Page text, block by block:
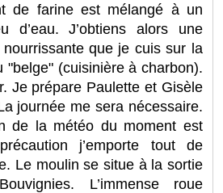
de farine est mélangé à un
J’obtiens alors une
que je cuis sur la
"belge" (cuisinière à charbon).
Je prépare Paulette et Gisèle
journée me sera nécessaire.
de la météo du moment est
j’emporte tout de
Le moulin se situe à la sortie
L’immense roue